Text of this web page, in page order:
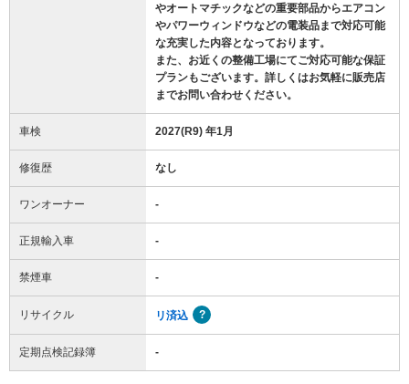
やオートマチックなどの重要部品からエアコン
やパワーウィンドウなどの電装品まで対応可能
な充実した内容となっております。
また、お近くの整備工場にてご対応可能な保証
プランもございます。詳しくはお気軽に販売店
までお問い合わせください。
車検 2027(R9) 年1月
修復歴 なし
ワンオーナー -
正規輸入車 -
禁煙車 -
リサイクル リ済込
定期点検記録簿 -